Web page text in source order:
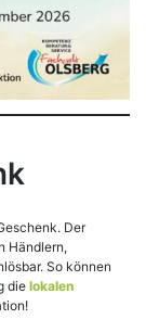
Der
Händlern,
So können
die lokalen